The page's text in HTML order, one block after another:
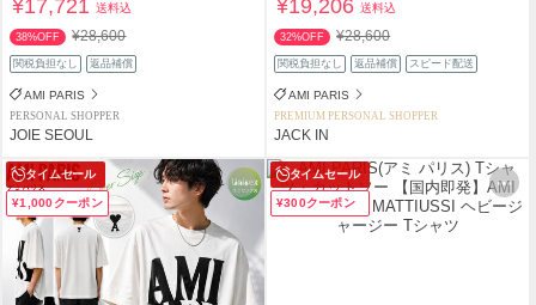
¥17,721送料込
38%OFF ¥28,600
関税負担なし 返品補償
AMI PARIS
PERSONAL SHOPPER
JOIE SEOUL
¥19,206送料込
32%OFF ¥28,600
関税負担なし 返品補償 スピード配送
AMI PARIS
PREMIUM PERSONAL SHOPPER
JACK IN
タイムセール
¥1,000クーポン
タイムセール
¥300クーポン